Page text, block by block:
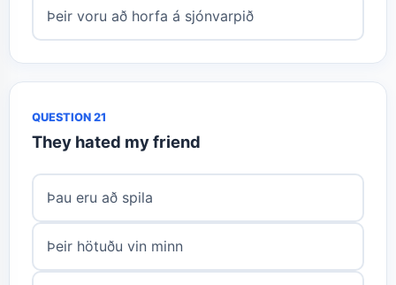
Þeir voru að horfa á sjónvarpið
QUESTION 21
They hated my friend
Þau eru að spila
Þeir hötuðu vin minn